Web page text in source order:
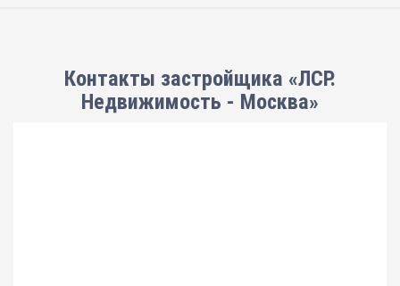
Контакты застройщика «ЛСР.
Недвижимость - Москва»